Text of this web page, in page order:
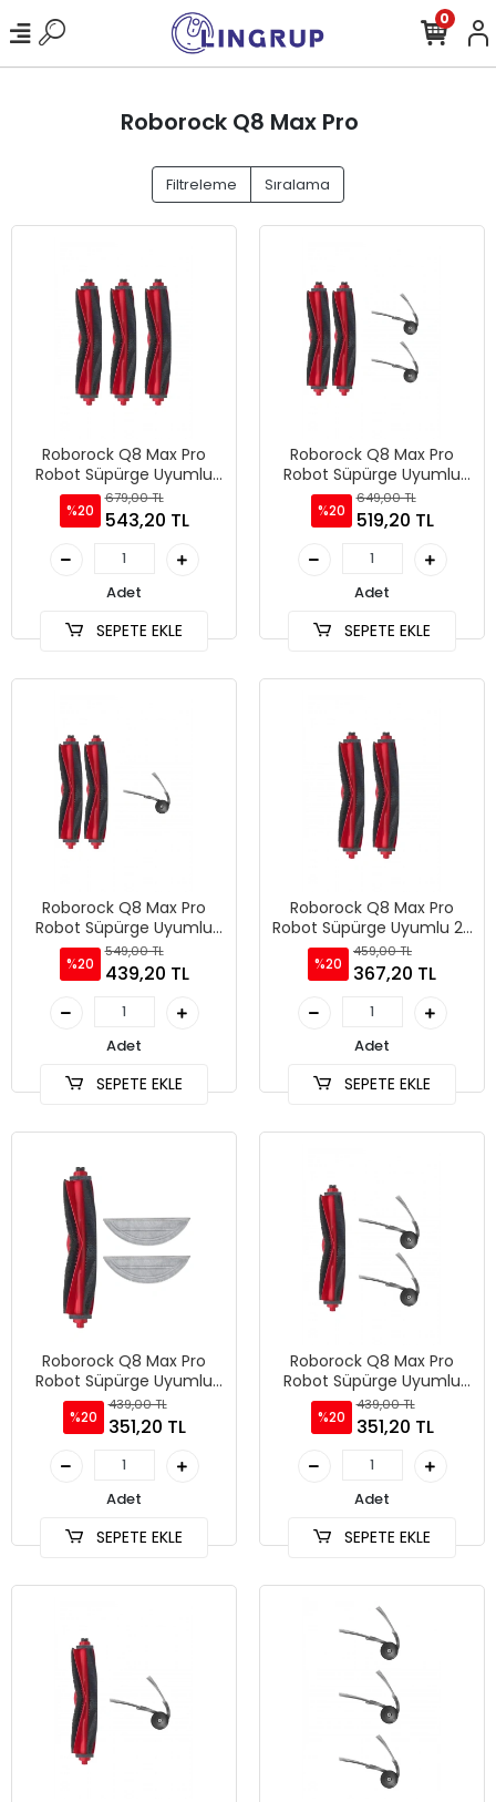
0
Roborock Q8 Max Pro
Filtreleme Sıralama
Roborock Q8 Max Pro
Robot Süpürge Uyumlu
3'lü Ana Fırça
%20
679,00 TL
543,20 TL
Adet
SEPETE EKLE
Roborock Q8 Max Pro
Robot Süpürge Uyumlu
4'lü Yedek Parça Seti
%20
649,00 TL
519,20 TL
Adet
SEPETE EKLE
Roborock Q8 Max Pro
Robot Süpürge Uyumlu
3'lü Yedek Parça Seti
%20
549,00 TL
439,20 TL
Adet
SEPETE EKLE
Roborock Q8 Max Pro
Robot Süpürge Uyumlu 2'li
Ana Fırça
%20
459,00 TL
367,20 TL
Adet
SEPETE EKLE
Roborock Q8 Max Pro
Robot Süpürge Uyumlu
3'lü Yedek Parça Seti
%20
439,00 TL
351,20 TL
Adet
SEPETE EKLE
Roborock Q8 Max Pro
Robot Süpürge Uyumlu
3'lü Yedek Parça Seti
%20
439,00 TL
351,20 TL
Adet
SEPETE EKLE